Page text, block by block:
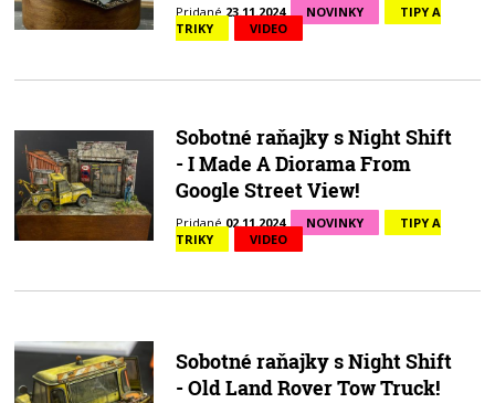
Pridané23.11.2024 NOVINKY
TIPY A
TRIKY
VIDEO
Sobotné raňajky s Night Shift
- I Made A Diorama From
Google Street View!
Pridané02.11.2024 NOVINKY
TIPY A
TRIKY
VIDEO
Sobotné raňajky s Night Shift
- Old Land Rover Tow Truck!